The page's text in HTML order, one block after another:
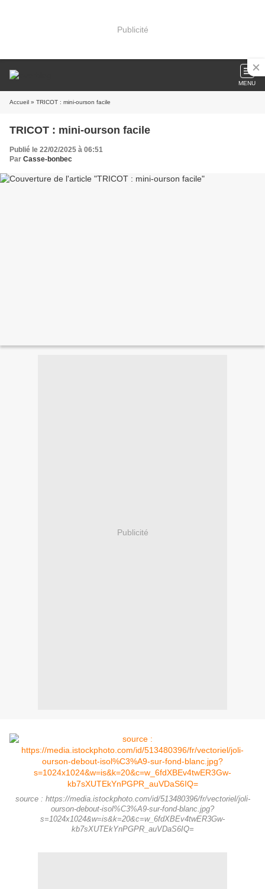
Publicité
MENU
Accueil » TRICOT : mini-ourson facile
TRICOT : mini-ourson facile
Publié le 22/02/2025 à 06:51
Par Casse-bonbec
Publicité
source : https://media.istockphoto.com/id/513480396/fr/vectoriel/joli-
ourson-debout-isol%C3%A9-sur-fond-blanc.jpg?
s=1024x1024&w=is&k=20&c=w_6fdXBEv4twER3Gw-
kb7sXUTEkYnPGPR_auVDaS6IQ=